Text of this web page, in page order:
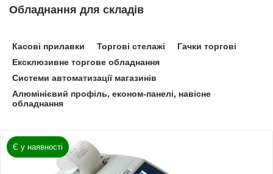
Обладнання для складів
Касові прилавки Торгові стелажі
Гачки торгові
Ексклюзивне торгове обладнання
Системи автоматизації магазинів
Алюмінієвий профіль, економ-панелі, навісне
обладнання
Є у наявності